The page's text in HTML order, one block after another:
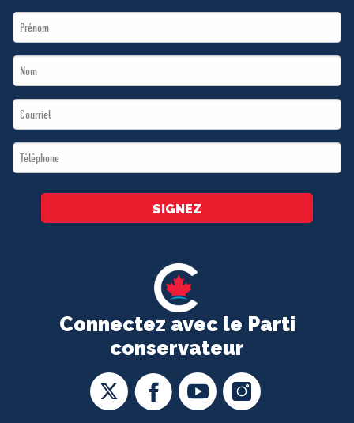
Connectez avec le Parti
conservateur
First
Name
Last
Name
Email
*
Téléphone
*
SIGNEZ